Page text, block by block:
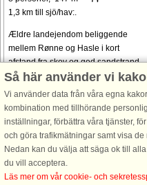
1,3 km till sjö/hav:.
Ældre landejendom beliggende
mellem Rønne og Hasle i kort
afstand fra skov og god sandstrand.
Huset er indrettet med ældre
møblering og har 2 badeværelser,
det ene med badekar. Der er mange
forskellige ...
från 7.053 SEK
Sealla stugor i området .
Så här använder vi
Vi använder data från våra egna
kombination med tillhörande
inställningar, förbättra våra tjänster,
och göra trafikmätningar samt visa
Nedan kan du välja att säga ok till
du vill acceptera.
Läs mer om vår cookie- och